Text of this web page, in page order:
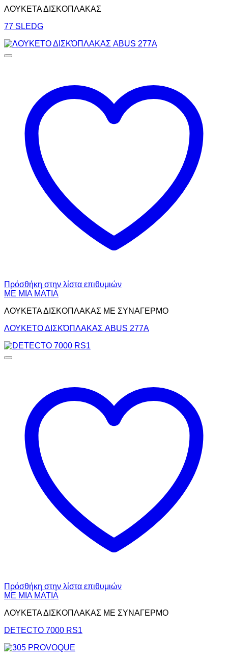
ΛΟΥΚΕΤΑ ΔΙΣΚΟΠΛΑΚΑΣ
77 SLEDG
Πρόσθήκη στην λίστα επιθυμιών
ΜΕ ΜΙΑ ΜΑΤΙΑ
ΛΟΥΚΕΤΑ ΔΙΣΚΟΠΛΑΚΑΣ ΜΕ ΣΥΝΑΓΕΡΜΟ
ΛΟΥΚΕΤΟ ΔΙΣΚΌΠΛΑΚΑΣ ABUS 277Α
Πρόσθήκη στην λίστα επιθυμιών
ΜΕ ΜΙΑ ΜΑΤΙΑ
ΛΟΥΚΕΤΑ ΔΙΣΚΟΠΛΑΚΑΣ ΜΕ ΣΥΝΑΓΕΡΜΟ
DETECTO 7000 RS1